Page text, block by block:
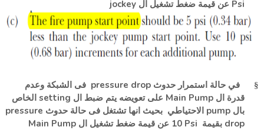
Psi عن قيمة ضغط تشغيل ال jockey
§ في حالة استمرار حدوث pressure drop فى الشبكة وعدم
قدرة ال Main Pump على تعويضه يتم ضبط ال settingالخاص
بال pump الاحتياطي بحيث انها تشتغل فى حالة حدوث pressure
drop بقيمة 10 Psi عن قيمة ضغط تشغيل ال Main Pump